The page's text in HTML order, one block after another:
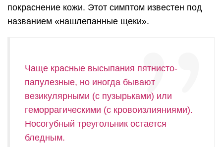
покраснение кожи. Этот симптом известен под
названием «нашлепанные щеки».
Чаще красные высыпания пятнисто-
папулезные, но иногда бывают
везикулярными (с пузырьками) или
геморрагическими (с кровоизлияниями).
Носогубный треугольник остается
бледным.